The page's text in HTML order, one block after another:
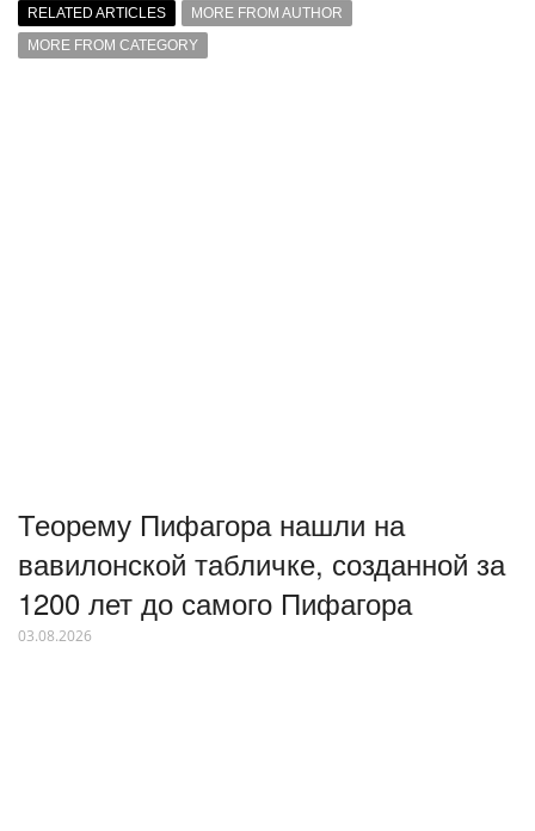
RELATED ARTICLES
MORE FROM AUTHOR
MORE FROM CATEGORY
Теорему Пифагора нашли на
вавилонской табличке, созданной за
1200 лет до самого Пифагора
03.08.2026